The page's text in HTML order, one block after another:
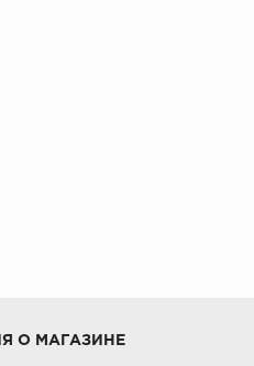
О МАГАЗИНЕ